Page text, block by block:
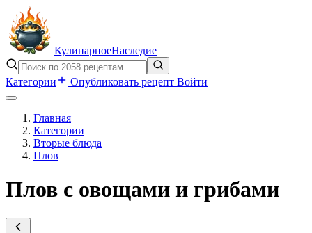
КулинарноеНаследие
Категории Опубликовать рецепт Войти
Главная
Категории
Вторые блюда
Плов
Плов с овощами и грибами